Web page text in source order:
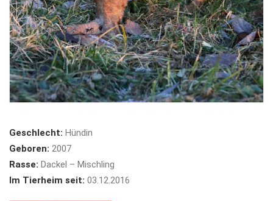
Geschlecht: Hündin
Geboren: 2007
Rasse: Dackel – Mischling
Im Tierheim seit: 03.12.2016